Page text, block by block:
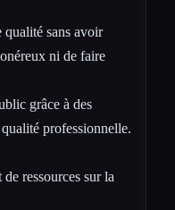
qualité sans avoir
ni de faire
grâce à des
professionnelle.
ressources sur la